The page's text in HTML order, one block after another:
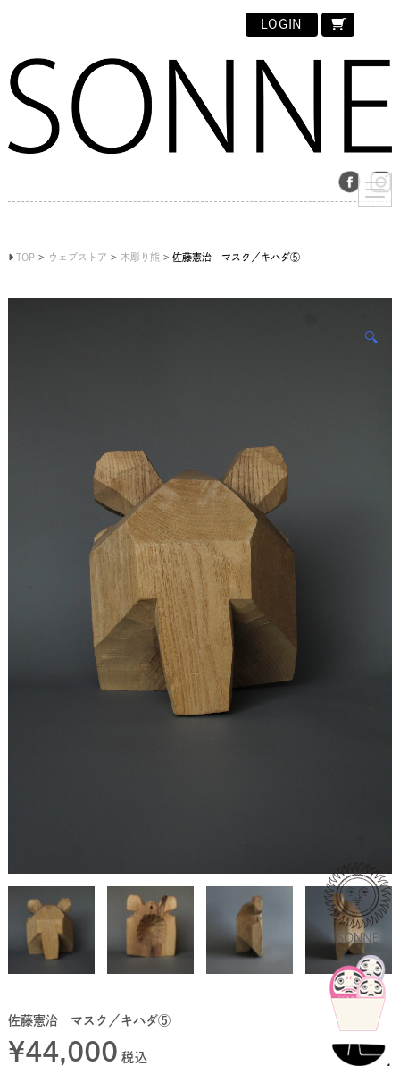
LOGIN
TOP ウェブストア 木彫り熊 佐藤憲治 マスク／キハダ⑤
🔍
佐藤憲治 マスク／キハダ⑤
¥44,000 税込